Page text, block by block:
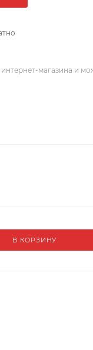
магазина и
В КОРЗИНУ